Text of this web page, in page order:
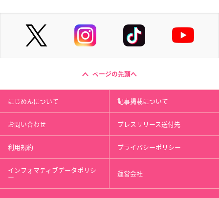
ページの先頭へ
にじめんについて 記事掲載について
お問い合わせ プレスリリース送付先
利用規約 プライバシーポリシー
インフォマティブデータポリシ
ー 運営会社